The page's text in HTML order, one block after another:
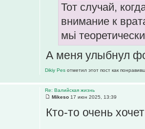
Тот случай,
внимание к
мьі
А меня улыбнул
Dikiy Pes отметил этот пост как
Re: Валийская жизнь
Mikeso 17 июн 2025, 13:39
Кто-то очень